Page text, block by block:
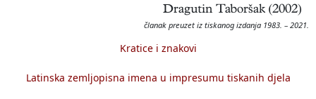
Dragutin Taboršak (2002)
članak preuzet iz tiskanog izdanja 1983. – 2021.
Kratice i znakovi
Latinska zemljopisna imena u impresumu tiskanih djela